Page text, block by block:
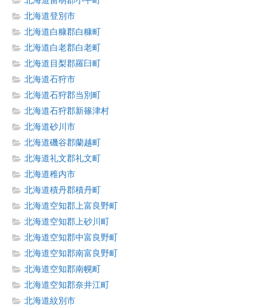
北海道登別市
北海道白糠郡白糠町
北海道白老郡白老町
北海道目梨郡羅臼町
北海道石狩市
北海道石狩郡当別町
北海道石狩郡新篠津村
北海道砂川市
北海道磯谷郡蘭越町
北海道礼文郡礼文町
北海道稚内市
北海道積丹郡積丹町
北海道空知郡上富良野町
北海道空知郡上砂川町
北海道空知郡中富良野町
北海道空知郡南富良野町
北海道空知郡南幌町
北海道空知郡奈井江町
北海道紋別市